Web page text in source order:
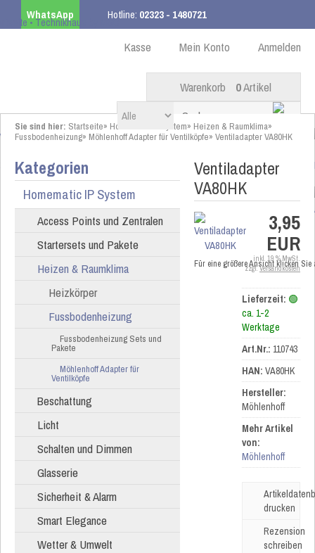
WhatsApp Hotline: 02323 - 1480721
ab 99,00 € innerhalb DE Anmelden
Mein Konto
Kasse
Warenkorb 0Artikel
Sie sind hier: Startseite» Homematic IP System» Heizen & Raumklima»
Fussbodenheizung» Möhlenhoff Adapter für Ventilköpfe» Ventiladapter VA80HK
Kategorien
Homematic IP System
Access Points und Zentralen
Startersets und Pakete
Heizen & Raumklima
Heizkörper
Fussbodenheizung
Fussbodenheizung Sets und
Pakete
Möhlenhoff Adapter für
Ventilköpfe
Beschattung
Licht
Schalten und Dimmen
Glasserie
Sicherheit & Alarm
Smart Elegance
Wetter & Umwelt
Ventiladapter
VA80HK
Für eine größere Ansicht klicken
3,95
EUR
inkl. 19 % MwSt.
zzgl.Versandkosten
Lieferzeit: 🟢
ca. 1-2
Werktage
Art.Nr.: 110743
HAN: VA80HK
Hersteller:
Möhlenhoff
Mehr Artikel
von:
Möhlenhoff
drucken
Rezension
schreiben